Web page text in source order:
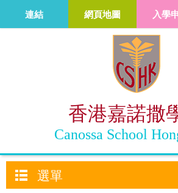
香港嘉諾撒
Canossa School
連結 網頁地圖 入學
選單